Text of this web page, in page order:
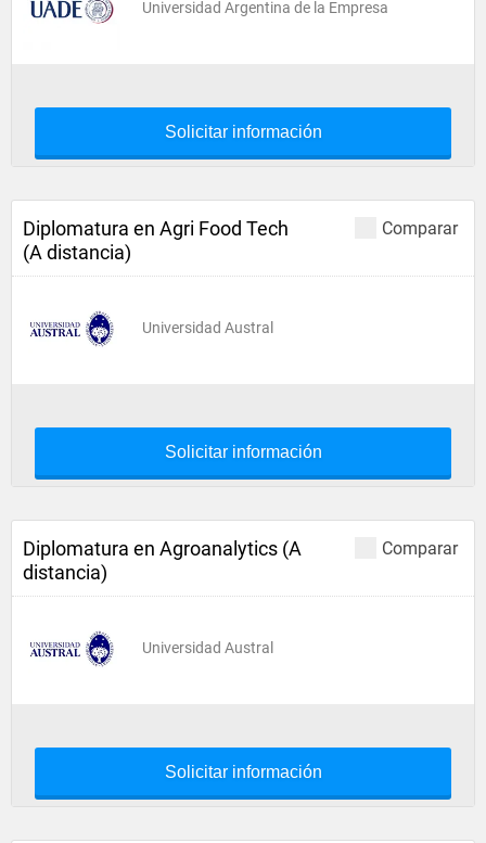
Universidad Argentina de la Empresa
Solicitar información
Comparar
Diplomatura en Agri Food Tech
(A distancia)
Universidad Austral
Solicitar información
Comparar
Diplomatura en Agroanalytics (A
distancia)
Universidad Austral
Solicitar información